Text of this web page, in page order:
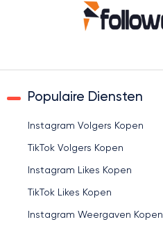
Populaire Diensten
Instagram Volgers Kopen
TikTok Volgers Kopen
Instagram Likes Kopen
TikTok Likes Kopen
Instagram Weergaven Kopen